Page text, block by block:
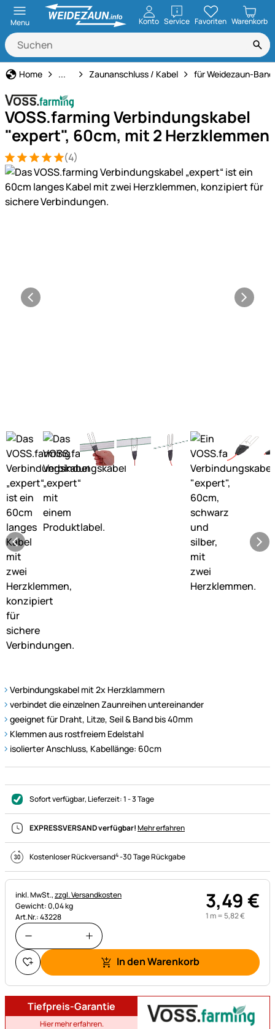
Menu Konto ServiceöffnenFavoriten Warenkorb
Home Weidezaun
... Zaunanschluss / Kabel für Weidezaun-Band
VOSS.farming Verbindungskabel
"expert", 60cm, mit 2 Herzklemmen
Bewertung: 5 von 5 (4 Bewertungen)
4 Bewertungen
(4)
Produktgalerie
Verbindungskabel mit 2x Herzklammern
verbindet die einzelnen Zaunreihen untereinander
geeignet für Draht, Litze, Seil & Band bis 40mm
Klemmen aus rostfreiem Edelstahl
isolierter Anschluss, Kabellänge: 60cm
Sofort verfügbar, Lieferzeit:1 - 3 Tage
EXPRESSVERSAND verfügbar!Mehr erfahren
Kostenloser Rückversand4-30 Tage Rückgabe
Steuerhinweis:
inkl. MwSt.,zzgl. Versandkosten
Gewicht: 0,04 kg
Art.Nr.: 43228
3,49€
1 m = 5,82€
In den Warenkorb
Tiefpreis-Garantie
Hier mehr erfahren.